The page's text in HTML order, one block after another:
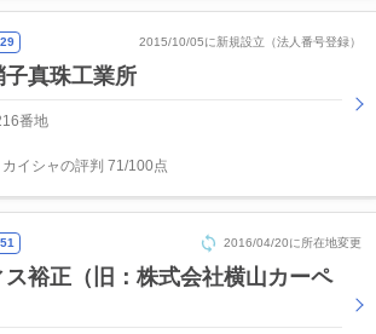
2015/10/05に新規設立（法人番号登録）
真珠工業所
番地
カイシャの評判 71/100点
2016/04/20に所在地変更
裕正（旧：株式会社横山カーペ